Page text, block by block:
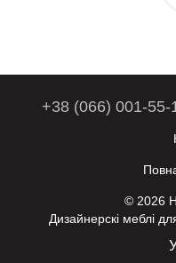
+38 (066) 001-55-
© 2026
Дизайнерскі меблі